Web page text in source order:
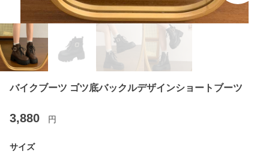
バイクブーツ ゴツ底バックルデザインショートブーツ
3,880 円
サイズ